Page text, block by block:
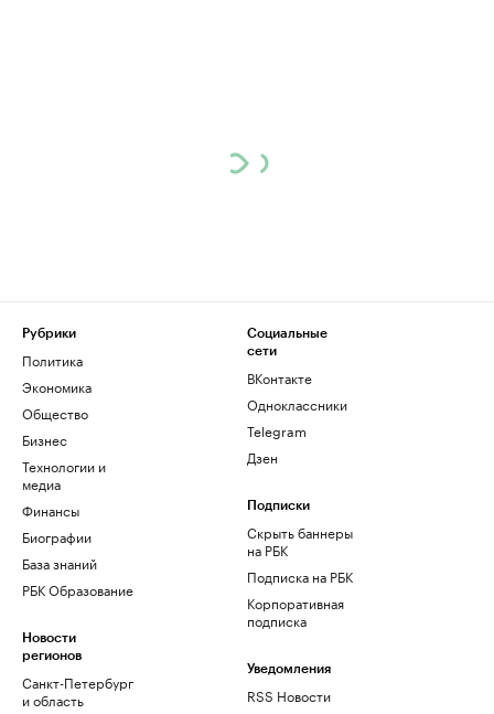
Рубрики
Политика
Экономика
Общество
Бизнес
Технологии и
медиа
Финансы
Биографии
База знаний
РБК Образование
Новости
регионов
Санкт-Петербург
и область
Социальные
сети
ВКонтакте
Одноклассники
Telegram
Дзен
Подписки
Скрыть баннеры
на РБК
Подписка на РБК
Корпоративная
подписка
Уведомления
RSS Новости